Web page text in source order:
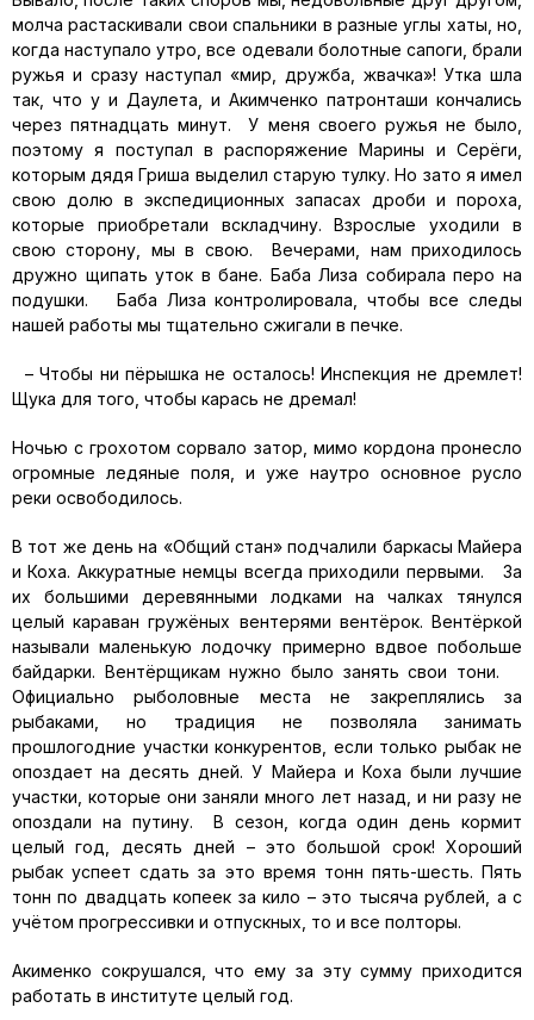
молча растаскивали свои спальники в разные углы хаты, но,
когда наступало утро, все одевали болотные сапоги, брали
ружья и сразу наступал «мир, дружба, жвачка»! Утка шла
так, что у и Даулета, и Акимченко патронташи кончались
через пятнадцать минут. У меня своего ружья не было,
поэтому я поступал в распоряжение Марины и Серёги,
которым дядя Гриша выделил старую тулку. Но зато я имел
свою долю в экспедиционных запасах дроби и пороха,
которые приобретали вскладчину. Взрослые уходили в
свою сторону, мы в свою. Вечерами, нам приходилось
дружно щипать уток в бане. Баба Лиза собирала перо на
подушки. Баба Лиза контролировала, чтобы все следы
нашей работы мы тщательно сжигали в печке.
– Чтобы ни пёрышка не осталось! Инспекция не дремлет!
Щука для того, чтобы карась не дремал!
Ночью с грохотом сорвало затор, мимо кордона пронесло
огромные ледяные поля, и уже наутро основное русло
реки освободилось.
В тот же день на «Общий стан» подчалили баркасы Майера
и Коха. Аккуратные немцы всегда приходили первыми. За
их большими деревянными лодками на чалках тянулся
целый караван гружёных вентерями вентёрок. Вентёркой
называли маленькую лодочку примерно вдвое побольше
байдарки. Вентёрщикам нужно было занять свои тони.
Официально рыболовные места не закреплялись за
рыбаками, но традиция не позволяла занимать
прошлогодние участки конкурентов, если только рыбак не
опоздает на десять дней. У Майера и Коха были лучшие
участки, которые они заняли много лет назад, и ни разу не
опоздали на путину. В сезон, когда один день кормит
целый год, десять дней – это большой срок! Хороший
рыбак успеет сдать за это время тонн пять-шесть. Пять
тонн по двадцать копеек за кило – это тысяча рублей, а с
учётом прогрессивки и отпускных, то и все полторы.
Акименко сокрушался, что ему за эту сумму приходится
работать в институте целый год.